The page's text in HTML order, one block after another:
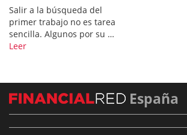
Salir a la búsqueda del
primer trabajo no es tarea
sencilla. Algunos por su …
Leer
España